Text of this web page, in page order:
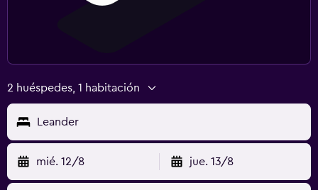
2 huéspedes, 1 habitación
Leander
mié. 12/8 jue. 13/8